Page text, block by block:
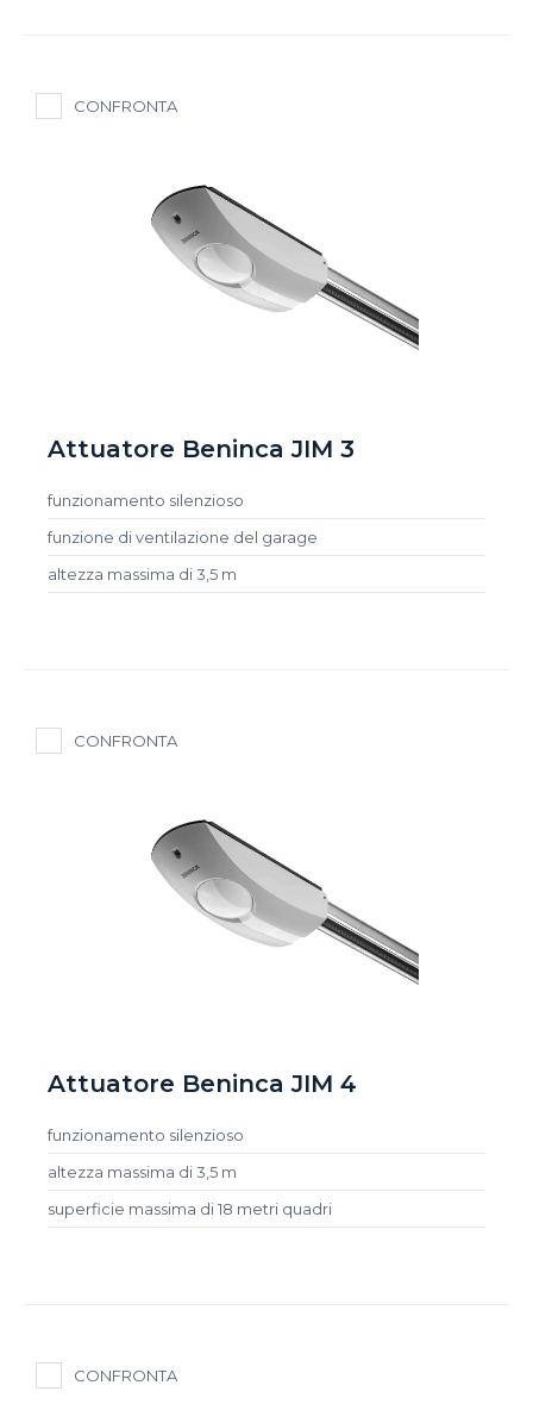
CONFRONTA
Attuatore Beninca JIM 3
funzionamento silenzioso
funzione di ventilazione del garage
altezza massima di 3,5 m
CONFRONTA
Attuatore Beninca JIM 4
funzionamento silenzioso
altezza massima di 3,5 m
superficie massima di 18 metri quadri
CONFRONTA